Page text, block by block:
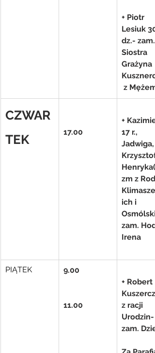
+ Piotr
Lesiuk 30
dz.- zam.
Siostra
Grażyna
z Mężem
CZWAR
TEK
17.00
+
17 r.,
Jadwiga,
Krzysztof,
zm z
ich i
zam.
Irena
PIĄTEK 9.00
11.00
+ Robert
z racji
Urodzin-
zam.